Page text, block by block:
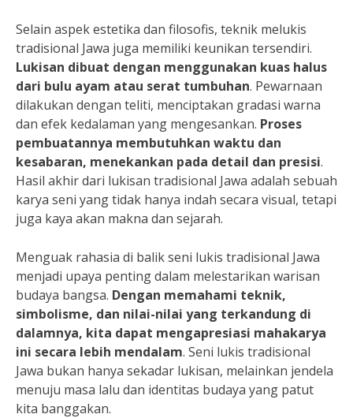
Selain aspek estetika dan filosofis, teknik melukis
tradisional Jawa juga memiliki keunikan tersendiri.
Lukisan dibuat dengan menggunakan kuas halus
dari bulu ayam atau serat tumbuhan. Pewarnaan
dilakukan dengan teliti, menciptakan gradasi warna
dan efek kedalaman yang mengesankan. Proses
pembuatannya membutuhkan waktu dan
kesabaran, menekankan pada detail dan presisi.
Hasil akhir dari lukisan tradisional Jawa adalah sebuah
karya seni yang tidak hanya indah secara visual, tetapi
juga kaya akan makna dan sejarah.
Menguak rahasia di balik seni lukis tradisional Jawa
menjadi upaya penting dalam melestarikan warisan
budaya bangsa. Dengan memahami teknik,
simbolisme, dan nilai-nilai yang terkandung di
dalamnya, kita dapat mengapresiasi mahakarya
ini secara lebih mendalam. Seni lukis tradisional
Jawa bukan hanya sekadar lukisan, melainkan jendela
menuju masa lalu dan identitas budaya yang patut
kita banggakan.